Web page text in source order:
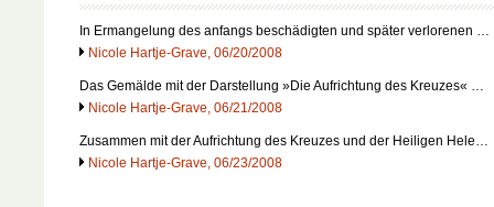
In Ermangelung des anfangs beschädigten und später verlorenen …
Nicole Hartje-Grave, 06/20/2008
Das Gemälde mit der Darstellung »Die Aufrichtung des Kreuzes« …
Nicole Hartje-Grave, 06/21/2008
Zusammen mit der Aufrichtung des Kreuzes und der Heiligen Hele…
Nicole Hartje-Grave, 06/23/2008